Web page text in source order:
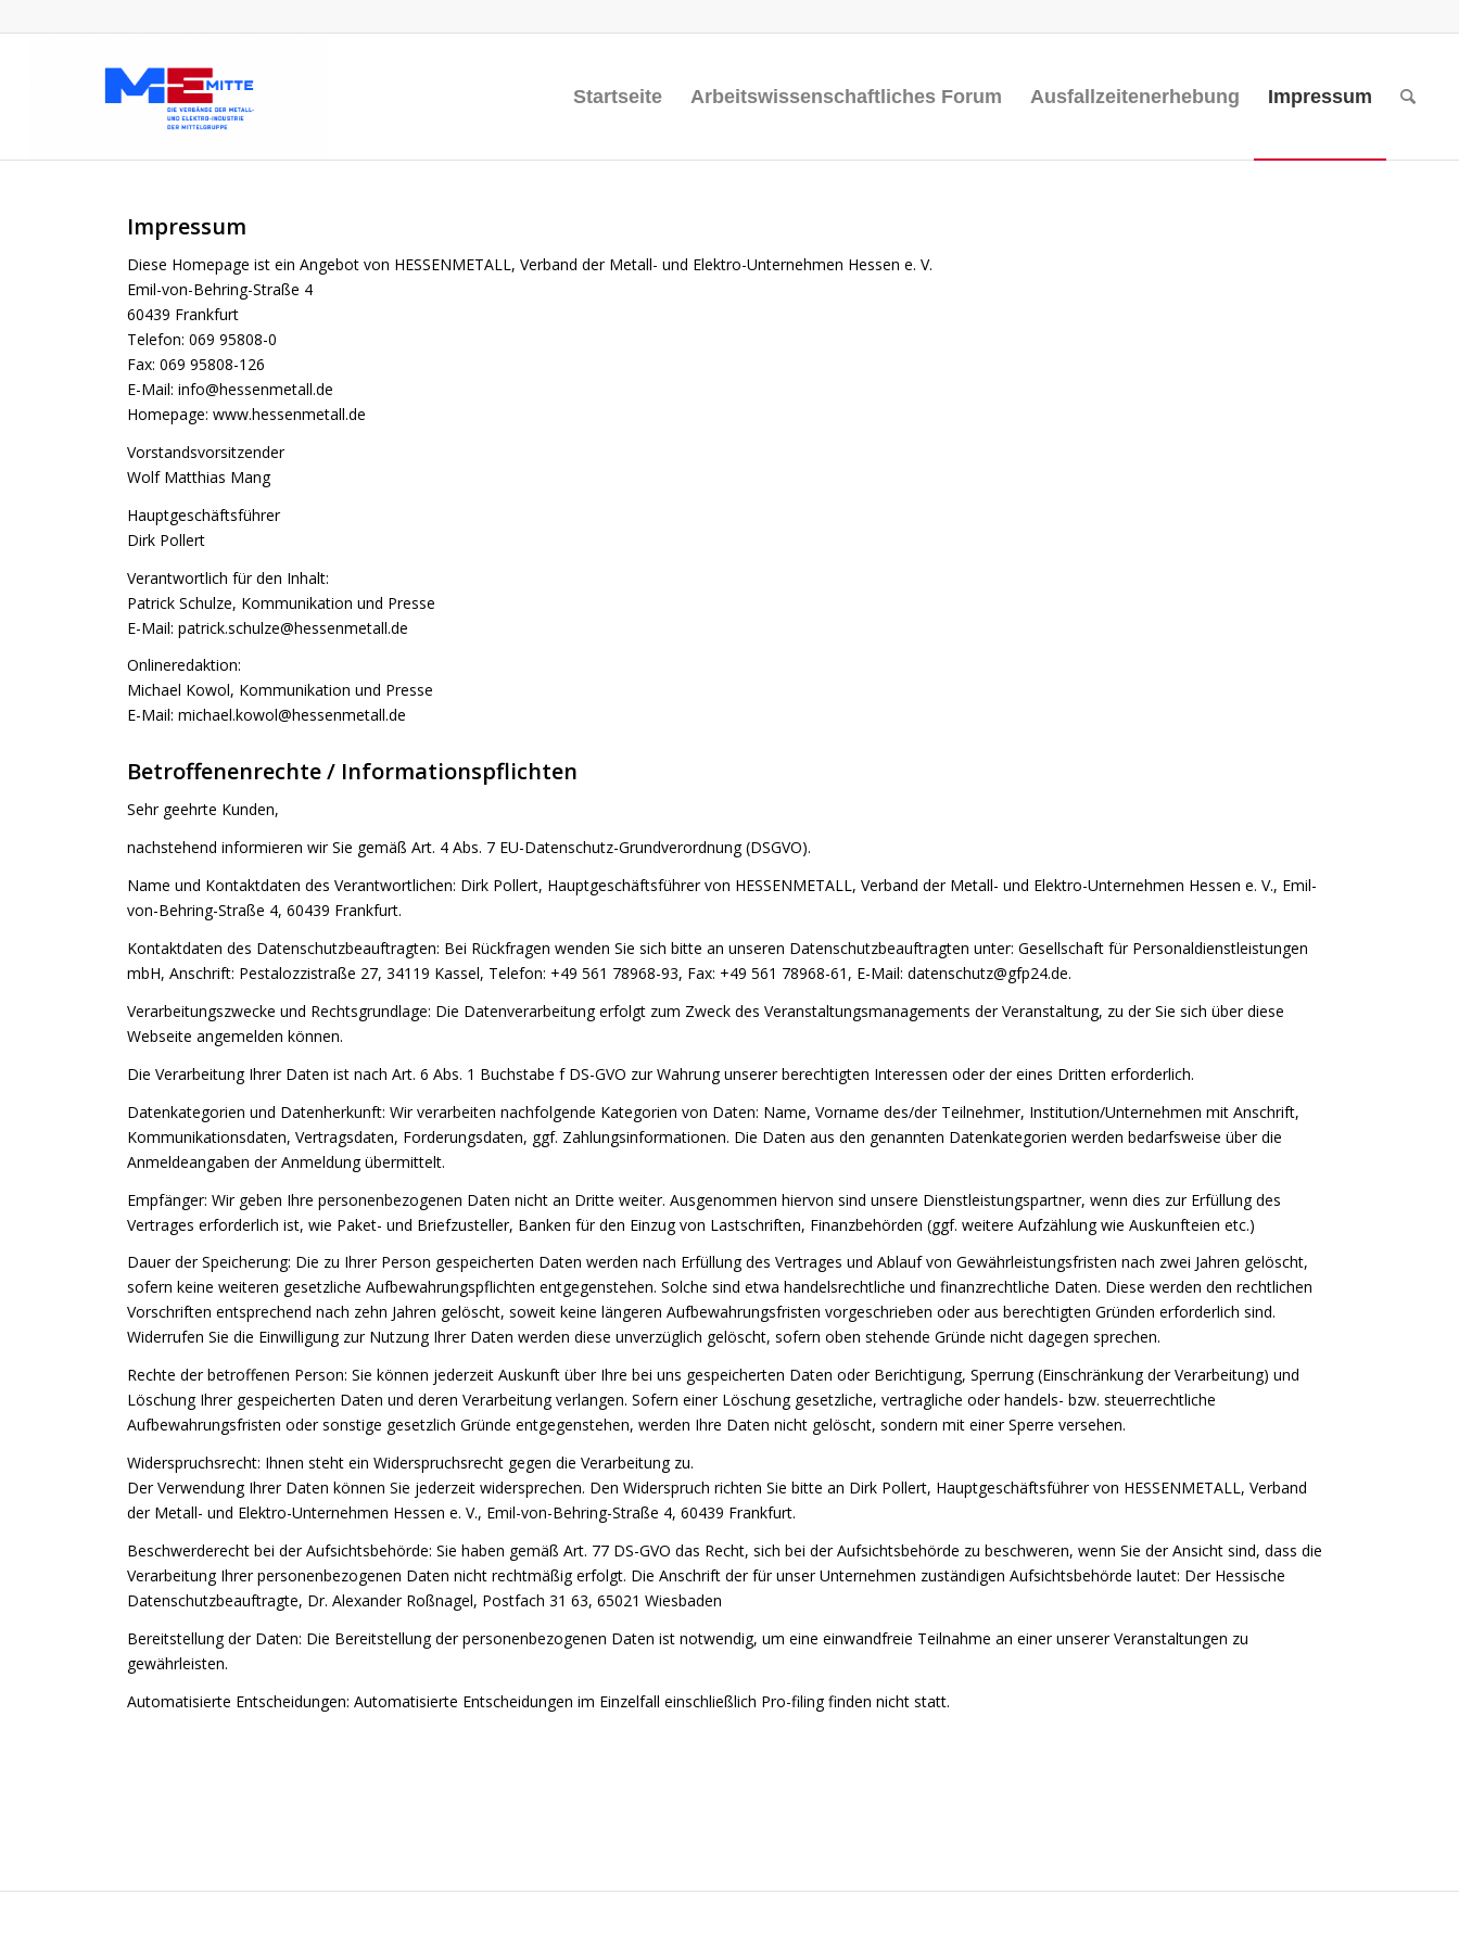
Startseite Arbeitswissenschaftliches Forum Ausfallzeitenerhebung Impressum
Impressum
Diese Homepage ist ein Angebot von HESSENMETALL, Verband der Metall- und Elektro-Unternehmen Hessen e. V.
Emil-von-Behring-Straße 4
60439 Frankfurt
Telefon: 069 95808-0
Fax: 069 95808-126
E-Mail: info@hessenmetall.de
Homepage: www.hessenmetall.de
Vorstandsvorsitzender
Wolf Matthias Mang
Hauptgeschäftsführer
Dirk Pollert
Verantwortlich für den Inhalt:
Patrick Schulze, Kommunikation und Presse
E-Mail: patrick.schulze@hessenmetall.de
Onlineredaktion:
Michael Kowol, Kommunikation und Presse
E-Mail: michael.kowol@hessenmetall.de
Betroffenenrechte / Informationspflichten
Sehr geehrte Kunden,
nachstehend informieren wir Sie gemäß Art. 4 Abs. 7 EU-Datenschutz-Grundverordnung (DSGVO).
Name und Kontaktdaten des Verantwortlichen: Dirk Pollert, Hauptgeschäftsführer von HESSENMETALL, Verband der Metall- und Elektro-Unternehmen Hessen e. V., Emil-
von-Behring-Straße 4, 60439 Frankfurt.
Kontaktdaten des Datenschutzbeauftragten: Bei Rückfragen wenden Sie sich bitte an unseren Datenschutzbeauftragten unter: Gesellschaft für Personaldienstleistungen
mbH, Anschrift: Pestalozzistraße 27, 34119 Kassel, Telefon: +49 561 78968-93, Fax: +49 561 78968-61, E-Mail: datenschutz@gfp24.de.
Verarbeitungszwecke und Rechtsgrundlage: Die Datenverarbeitung erfolgt zum Zweck des Veranstaltungsmanagements der Veranstaltung, zu der Sie sich über diese
Webseite angemelden können.
Die Verarbeitung Ihrer Daten ist nach Art. 6 Abs. 1 Buchstabe f DS-GVO zur Wahrung unserer berechtigten Interessen oder der eines Dritten erforderlich.
Datenkategorien und Datenherkunft: Wir verarbeiten nachfolgende Kategorien von Daten: Name, Vorname des/der Teilnehmer, Institution/Unternehmen mit Anschrift,
Kommunikationsdaten, Vertragsdaten, Forderungsdaten, ggf. Zahlungsinformationen. Die Daten aus den genannten Datenkategorien werden bedarfsweise über die
Anmeldeangaben der Anmeldung übermittelt.
Empfänger: Wir geben Ihre personenbezogenen Daten nicht an Dritte weiter. Ausgenommen hiervon sind unsere Dienstleistungspartner, wenn dies zur Erfüllung des
Vertrages erforderlich ist, wie Paket- und Briefzusteller, Banken für den Einzug von Lastschriften, Finanzbehörden (ggf. weitere Aufzählung wie Auskunfteien etc.)
Dauer der Speicherung: Die zu Ihrer Person gespeicherten Daten werden nach Erfüllung des Vertrages und Ablauf von Gewährleistungsfristen nach zwei Jahren gelöscht,
sofern keine weiteren gesetzliche Aufbewahrungspflichten entgegenstehen. Solche sind etwa handelsrechtliche und finanzrechtliche Daten. Diese werden den rechtlichen
Vorschriften entsprechend nach zehn Jahren gelöscht, soweit keine längeren Aufbewahrungsfristen vorgeschrieben oder aus berechtigten Gründen erforderlich sind.
Widerrufen Sie die Einwilligung zur Nutzung Ihrer Daten werden diese unverzüglich gelöscht, sofern oben stehende Gründe nicht dagegen sprechen.
Rechte der betroffenen Person: Sie können jederzeit Auskunft über Ihre bei uns gespeicherten Daten oder Berichtigung, Sperrung (Einschränkung der Verarbeitung) und
Löschung Ihrer gespeicherten Daten und deren Verarbeitung verlangen. Sofern einer Löschung gesetzliche, vertragliche oder handels- bzw. steuerrechtliche
Aufbewahrungsfristen oder sonstige gesetzlich Gründe entgegenstehen, werden Ihre Daten nicht gelöscht, sondern mit einer Sperre versehen.
Widerspruchsrecht: Ihnen steht ein Widerspruchsrecht gegen die Verarbeitung zu.
Der Verwendung Ihrer Daten können Sie jederzeit widersprechen. Den Widerspruch richten Sie bitte an Dirk Pollert, Hauptgeschäftsführer von HESSENMETALL, Verband
der Metall- und Elektro-Unternehmen Hessen e. V., Emil-von-Behring-Straße 4, 60439 Frankfurt.
Beschwerderecht bei der Aufsichtsbehörde: Sie haben gemäß Art. 77 DS-GVO das Recht, sich bei der Aufsichtsbehörde zu beschweren, wenn Sie der Ansicht sind, dass die
Verarbeitung Ihrer personenbezogenen Daten nicht rechtmäßig erfolgt. Die Anschrift der für unser Unternehmen zuständigen Aufsichtsbehörde lautet: Der Hessische
Datenschutzbeauftragte, Dr. Alexander Roßnagel, Postfach 31 63, 65021 Wiesbaden
Bereitstellung der Daten: Die Bereitstellung der personenbezogenen Daten ist notwendig, um eine einwandfreie Teilnahme an einer unserer Veranstaltungen zu
gewährleisten.
Automatisierte Entscheidungen: Automatisierte Entscheidungen im Einzelfall einschließlich Pro-filing finden nicht statt.